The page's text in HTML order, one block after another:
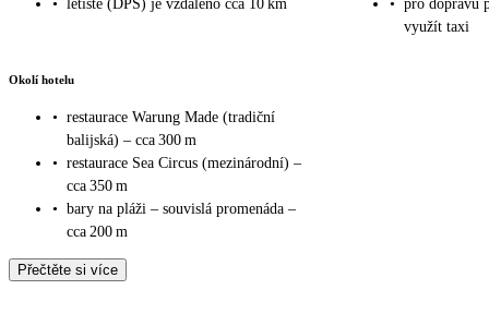
• letiště (DPS) je vzdáleno cca 10 km • pro dopravu
využít taxi
Okolí hotelu
• restaurace Warung Made (tradiční
balijská) – cca 300 m
• restaurace Sea Circus (mezinárodní) –
cca 350 m
• bary na pláži – souvislá promenáda –
cca 200 m
Přečtěte si více